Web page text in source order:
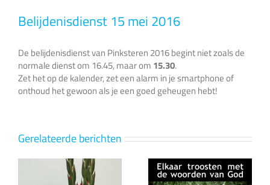
Belijdenisdienst 15 mei 2016
De belijdenisdienst van Pinksteren 2016 begint niet zoals de
normale dienst om 16.45, maar om 15.30.
Zet het op de kalender, zet een alarm in je smartphone of
onthoud het gewoon als je een goed geheugen hebt!
Gerelateerde berichten